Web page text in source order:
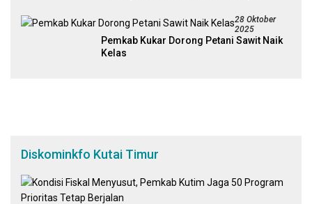
28 Oktober
2025
Pemkab Kukar Dorong Petani Sawit Naik
Kelas
Diskominkfo Kutai Timur